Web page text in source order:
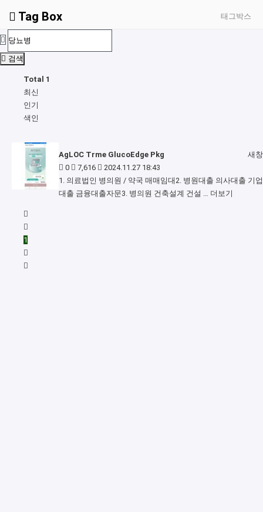
Tag Box 태그박스
검색
Total 1
최신
인기
색인
새창
AgLOC Trme GlucoEdge Pkg
0
7,616
2024.11.27 18:43
1. 의료법인 병의원 / 약국 매매임대2. 병원대출 의사대출 기업
대출 금융대출자문3. 병의원 건축설계 건설 … 더보기
1